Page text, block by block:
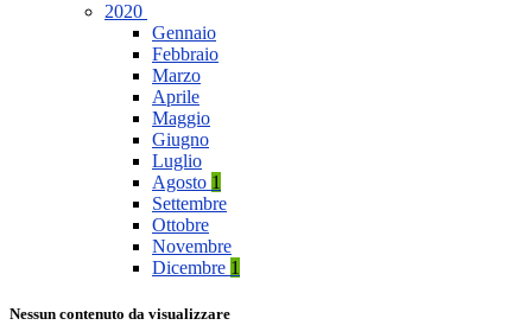
2020
Gennaio
Febbraio
Marzo
Aprile
Maggio
Giugno
Luglio
Agosto 1
Settembre
Ottobre
Novembre
Dicembre 1
Nessun contenuto da visualizzare